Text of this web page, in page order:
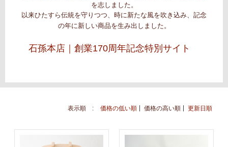
を志しました。
以来ひたすら伝統を守りつつ、時に新たな風を吹き込み、記念
の年に新しい商品を生み出しました。
石孫本店｜創業170周年記念特別サイト
表示順 : 価格の低い順 価格の高い順 更新日順